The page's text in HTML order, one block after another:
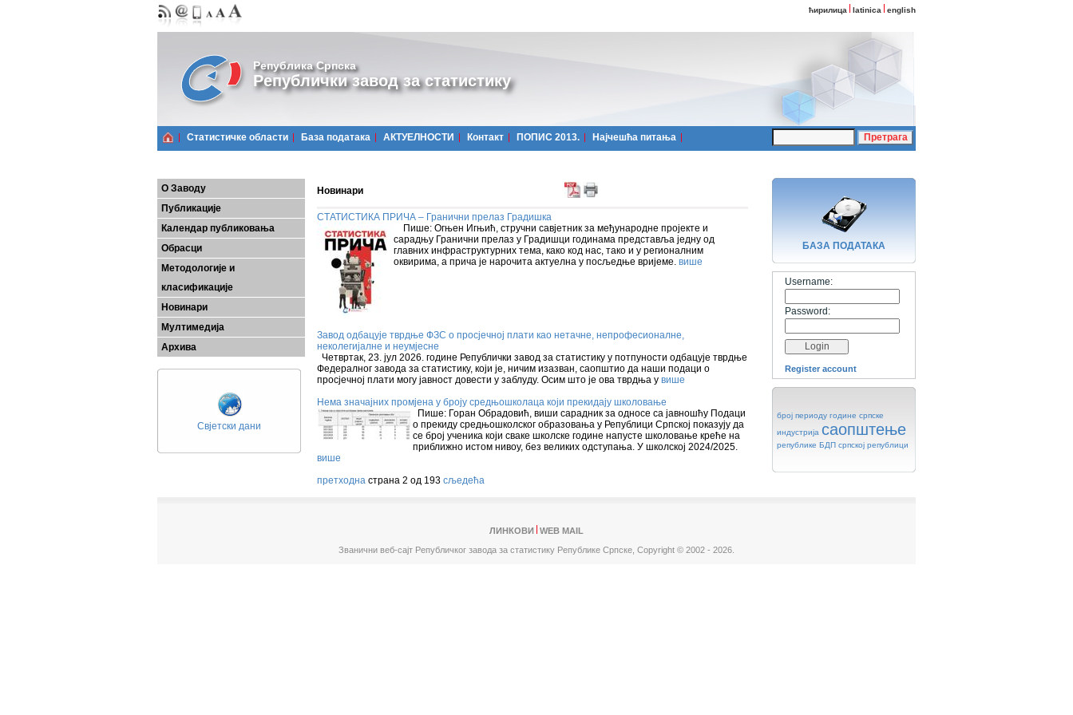
ћирилица latinica english
Република Српска
Републички завод за статистику
Статистичке области Базa података АКТУЕЛНОСТИ Контакт ПОПИС 2013. Најчешћa питања
О Заводу
Публикације
Календар публиковања
Обрасци
Методологије и
класификације
Новинари
Мултимедија
Архива
Свјетски дани
Новинари
СТАТИСТИКА ПРИЧА – Гранични прелаз Градишка
Пише: Огњен Игњић, стручни савјетник за међународне пројекте и
сарадњу Гранични прелаз у Градишци годинама представља једну од
главних инфраструктурних тема, како код нас, тако и у регионалним
оквирима, а прича је нарочита актуелна у посљедње вријеме. више
Завод одбацује тврдње ФЗС о просјечној плати као нетачне, непрофесионалне,
неколегијалне и неумјесне
Четвртак, 23. јул 2026. године Републички завод за статистику у потпуности одбацује тврдње
Федералног завода за статистику, који је, ничим изазван, саопштио да наши подаци о
просјечној плати могу јавност довести у заблуду. Осим што је ова тврдња у више
Нема значајних промјена у броју средњошколаца који прекидају школовање
Пише: Горан Обрадовић, виши сарадник за односе са јавношћу Подаци
о прекиду средњошколског образовања у Републици Српској показују да
се број ученика који сваке школске године напусте школовање креће на
приближно истом нивоу, без великих одступања. У школској 2024/2025.
више
претходна страна 2 од 193 сљедећа
БАЗA ПОДАТАКА
Username:
Password:
Register account
број периоду године српске
индустрија саопштење
републике БДП српској републици
ЛИНКОВИ
WEB MAIL
Званични веб-сајт Републичког завода за статистику Републике Српске, Copyright © 2002 - 2026.